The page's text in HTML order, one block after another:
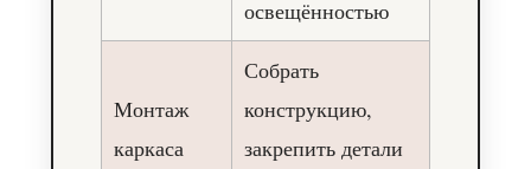
освещённостью
Монтаж
каркаса
Собрать
конструкцию,
закрепить детали